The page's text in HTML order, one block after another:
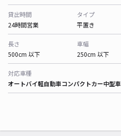
貸出時間
24時間営業
タイプ
平置き
長さ
500cm 以下
車幅
250cm 以下
対応車種
オートバイ軽自動車コンパクトカー中型車